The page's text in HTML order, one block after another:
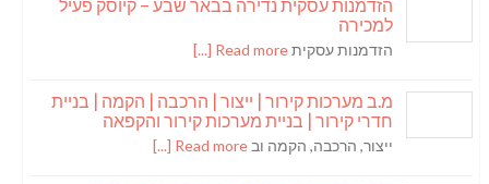
הזדמנות עסקית נדירה בבאר שבע – קיוסק פעיל
למכירה
הזדמנות עסקיתRead more [...]
מ.ב מערכות קירור | ייצור | הרכבה | הקמה | בניית
חדרי קירור | בניית מערכות קירור והקפאה
ייצור, הרכבה, הקמה וב Read more [...]